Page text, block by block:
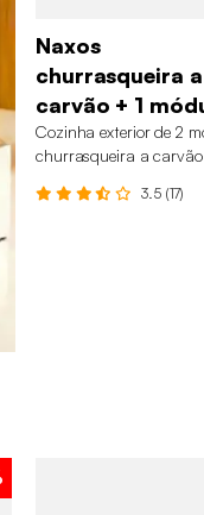
Naxos
churrasqueira a
carvão + 1
Cozinha exterior de 2
churrasqueira a
3.5 (17)